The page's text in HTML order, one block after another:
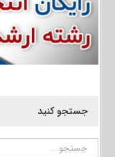
جستجو کنید
جستجو